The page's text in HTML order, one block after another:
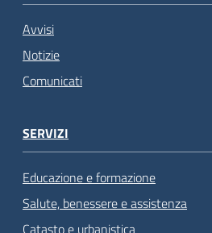
Avvisi
Notizie
Comunicati
SERVIZI
Educazione e formazione
Salute, benessere e assistenza
Catasto e urbanistica